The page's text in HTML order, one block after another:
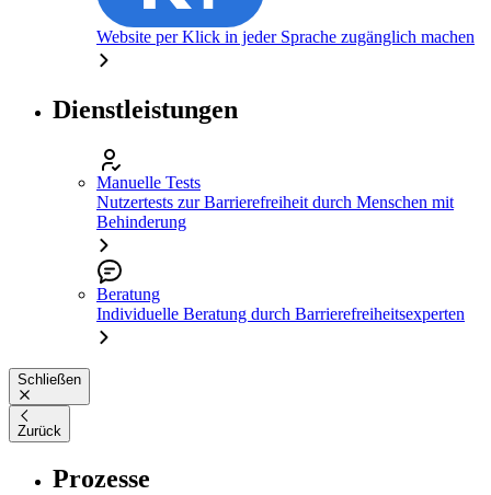
Website per Klick in jeder Sprache zugänglich machen
Dienstleistungen
Manuelle Tests
Nutzertests zur Barrierefreiheit durch Menschen mit
Behinderung
Beratung
Individuelle Beratung durch Barrierefreiheitsexperten
Schließen
Zurück
Prozesse